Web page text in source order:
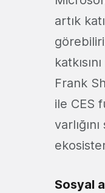
artık
Frank
ile CES
Sosyal